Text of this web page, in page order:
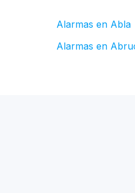
Alarmas en Abla
Alarmas en